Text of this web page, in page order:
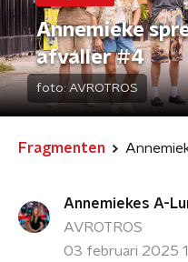
Annemieke
afvaller #4
foto: AVROTROS
Fragmenten
Annemiekes A-
AVROTROS
03 februari 2025